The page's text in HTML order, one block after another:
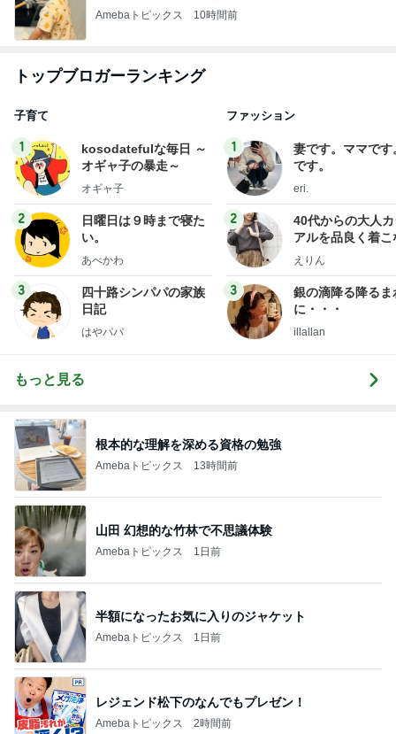
Amebaトピックス 10時間前
トップブロガーランキング
子育て
1
kosodatefulな毎日 ～
オギャ子の暴走～
オギャ子
2
日曜日は９時まで寝た
い。
あべかわ
3
四十路シンパパの家族
日記
はやパパ
ファッション
1
妻です。ママです
です。
eri.
2
40代からの大人
アルを品良く着こ
ファッションブロ
えりん
3
銀の滴降る降るま
に・・・
illallan
もっと見る
根本的な理解を深める資格の勉強
Amebaトピックス 13時間前
山田 幻想的な竹林で不思議体験
Amebaトピックス 1日前
半額になったお気に入りのジャケット
Amebaトピックス 1日前
レジェンド松下のなんでもプレゼン！
Amebaトピックス 2時間前